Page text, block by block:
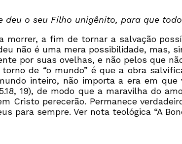
o seu Filho unigênito, para que
morrer, a fim de tornar a salvação
não é uma mera possibilidade, mas,
por suas ovelhas, e não pelos que
torno de “o mundo” é que a obra
inteiro, não importa a era em que
19), de modo que a maravilha do
Cristo perecerão. Permanece
para sempre. Ver nota teológica “A